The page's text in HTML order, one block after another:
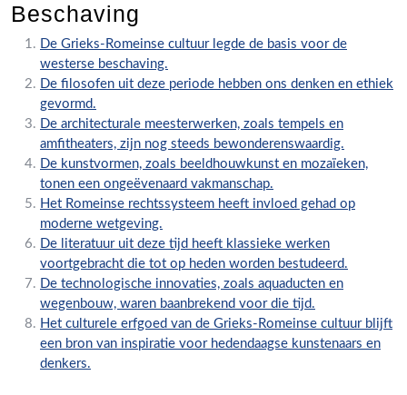
Beschaving
De Grieks-Romeinse cultuur legde de basis voor de
westerse beschaving.
De filosofen uit deze periode hebben ons denken en ethiek
gevormd.
De architecturale meesterwerken, zoals tempels en
amfitheaters, zijn nog steeds bewonderenswaardig.
De kunstvormen, zoals beeldhouwkunst en mozaïeken,
tonen een ongeëvenaard vakmanschap.
Het Romeinse rechtssysteem heeft invloed gehad op
moderne wetgeving.
De literatuur uit deze tijd heeft klassieke werken
voortgebracht die tot op heden worden bestudeerd.
De technologische innovaties, zoals aquaducten en
wegenbouw, waren baanbrekend voor die tijd.
Het culturele erfgoed van de Grieks-Romeinse cultuur blijft
een bron van inspiratie voor hedendaagse kunstenaars en
denkers.